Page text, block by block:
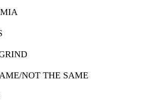
NOT THE SAME